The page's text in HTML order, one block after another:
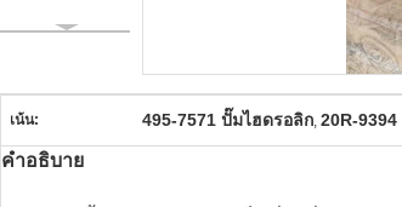
เน้น: 495-7571 ปั๊มไฮดรอลิก, 20R-
คําอธิบาย